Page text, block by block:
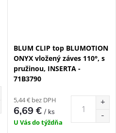
BLUM CLIP top BLUMOTION
ONYX vložený záves 110°, s
pružinou, INSERTA -
71B3790
5,44 € bez DPH
6,69 €/ ks
U Vás do týždňa